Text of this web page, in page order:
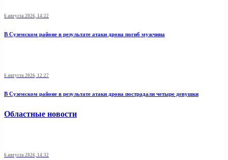
6 августа 2026, 14:22
В Суземском районе в результате атаки дрона погиб мужчина
6 августа 2026, 12:27
В Суземском районе в результате атаки дрона пострадали четыре девушки
Областные новости
6 августа 2026, 14:32